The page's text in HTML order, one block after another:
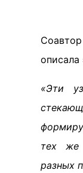
описала
«Эти
тех же
разных